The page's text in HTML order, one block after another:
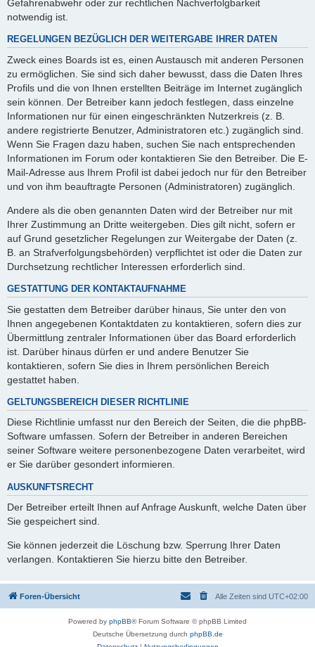
Gefahrenabwehr oder zur rechtlichen Nachverfolgbarkeit
notwendig ist.
REGELUNGEN BEZÜGLICH DER WEITERGABE IHRER DATEN
Zweck eines Boards ist es, einen Austausch mit anderen Personen
zu ermöglichen. Sie sind sich daher bewusst, dass die Daten Ihres
Profils und die von Ihnen erstellten Beiträge im Internet zugänglich
sein können. Der Betreiber kann jedoch festlegen, dass einzelne
Informationen nur für einen eingeschränkten Nutzerkreis (z. B.
andere registrierte Benutzer, Administratoren etc.) zugänglich sind.
Wenn Sie Fragen dazu haben, suchen Sie nach entsprechenden
Informationen im Forum oder kontaktieren Sie den Betreiber. Die E-
Mail-Adresse aus Ihrem Profil ist dabei jedoch nur für den Betreiber
und von ihm beauftragte Personen (Administratoren) zugänglich.
Andere als die oben genannten Daten wird der Betreiber nur mit
Ihrer Zustimmung an Dritte weitergeben. Dies gilt nicht, sofern er
auf Grund gesetzlicher Regelungen zur Weitergabe der Daten (z.
B. an Strafverfolgungsbehörden) verpflichtet ist oder die Daten zur
Durchsetzung rechtlicher Interessen erforderlich sind.
GESTATTUNG DER KONTAKTAUFNAHME
Sie gestatten dem Betreiber darüber hinaus, Sie unter den von
Ihnen angegebenen Kontaktdaten zu kontaktieren, sofern dies zur
Übermittlung zentraler Informationen über das Board erforderlich
ist. Darüber hinaus dürfen er und andere Benutzer Sie
kontaktieren, sofern Sie dies in Ihrem persönlichen Bereich
gestattet haben.
GELTUNGSBEREICH DIESER RICHTLINIE
Diese Richtlinie umfasst nur den Bereich der Seiten, die die phpBB-
Software umfassen. Sofern der Betreiber in anderen Bereichen
seiner Software weitere personenbezogene Daten verarbeitet, wird
er Sie darüber gesondert informieren.
AUSKUNFTSRECHT
Der Betreiber erteilt Ihnen auf Anfrage Auskunft, welche Daten über
Sie gespeichert sind.
Sie können jederzeit die Löschung bzw. Sperrung Ihrer Daten
verlangen. Kontaktieren Sie hierzu bitte den Betreiber.
Foren-Übersicht Alle Zeiten sind UTC+02:00
Powered by phpBB® Forum Software © phpBB Limited
Deutsche Übersetzung durch phpBB.de